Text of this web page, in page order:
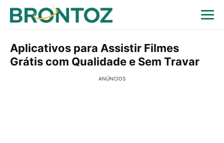
Aplicativos para Assistir Filmes
Grátis com Qualidade e Sem Travar
ANÚNCIOS